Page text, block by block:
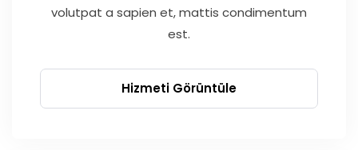
volutpat a sapien et, mattis condimentum
est.
Hizmeti Görüntüle